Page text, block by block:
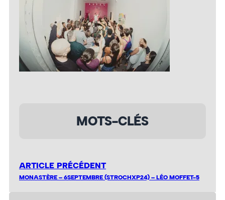
MOTS-CLÉS
ARTICLE PRÉCÉDENT
MONASTÈRE – 6SEPTEMBRE (STROCHXP24) – LÉO MOFFET-5